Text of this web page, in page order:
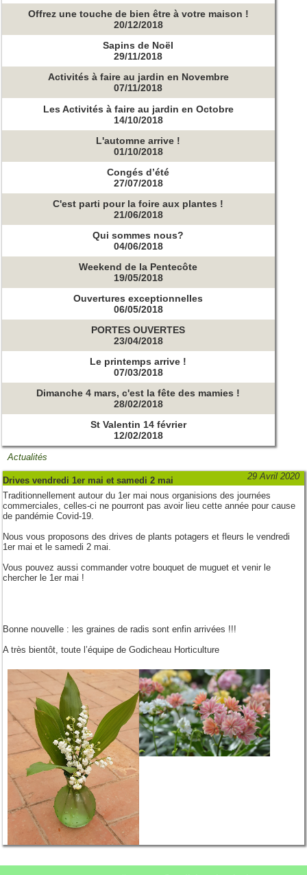
Offrez une touche de bien être à votre maison !
20/12/2018
Sapins de Noël
29/11/2018
Activités à faire au jardin en Novembre
07/11/2018
Les Activités à faire au jardin en Octobre
14/10/2018
L'automne arrive !
01/10/2018
Congés d’été
27/07/2018
C'est parti pour la foire aux plantes !
21/06/2018
Qui sommes nous?
04/06/2018
Weekend de la Pentecôte
19/05/2018
Ouvertures exceptionnelles
06/05/2018
PORTES OUVERTES
23/04/2018
Le printemps arrive !
07/03/2018
Dimanche 4 mars, c'est la fête des mamies !
28/02/2018
St Valentin 14 février
12/02/2018
Actualités
29 Avril 2020
Drives vendredi 1er mai et samedi 2 mai
Traditionnellement autour du 1er mai nous organisions des journées
commerciales, celles-ci ne pourront pas avoir lieu cette année pour cause
de pandémie Covid-19.
Nous vous proposons des drives de plants potagers et fleurs le vendredi
1er mai et le samedi 2 mai.
Vous pouvez aussi commander votre bouquet de muguet et venir le
chercher le 1er mai !
Bonne nouvelle : les graines de radis sont enfin arrivées !!!
A très bientôt, toute l’équipe de Godicheau Horticulture